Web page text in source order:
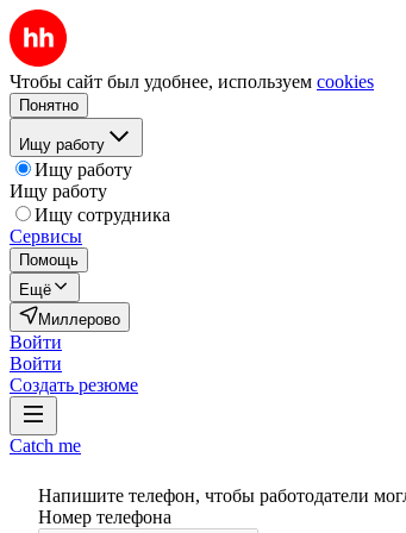
Чтобы сайт был удобнее, используем cookies
Понятно
Ищу работу
Ищу работу
Ищу работу
Ищу сотрудника
Сервисы
Помощь
Ещё
Миллерово
Войти
Войти
Создать резюме
Catch me
Напишите телефон, чтобы работодатели
Номер телефона